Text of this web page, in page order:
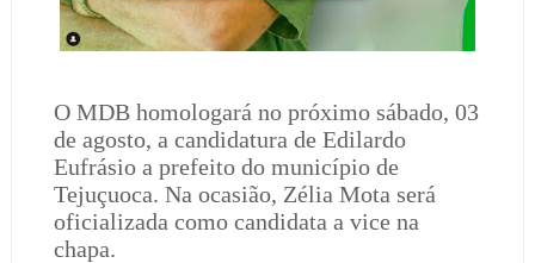
O MDB homologará no próximo sábado, 03
de agosto, a candidatura de Edilardo
Eufrásio a prefeito do município de
Tejuçuoca. Na ocasião, Zélia Mota será
oficializada como candidata a vice na
chapa.